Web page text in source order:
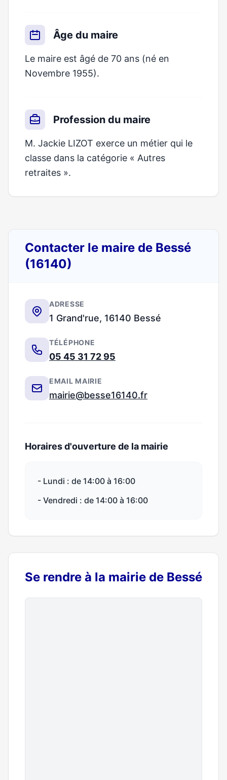
Âge du maire
Le maire est âgé de 70 ans (né en
Novembre 1955).
Profession du maire
M. Jackie LIZOT exerce un métier qui le
classe dans la catégorie « Autres
retraites ».
Contacter le maire de Bessé
(16140)
ADRESSE
1 Grand'rue, 16140 Bessé
TÉLÉPHONE
05 45 31 72 95
EMAIL MAIRIE
mairie@besse16140.fr
Horaires d'ouverture de la mairie
- Lundi : de 14:00 à 16:00
- Vendredi : de 14:00 à 16:00
Se rendre à la mairie de Bessé